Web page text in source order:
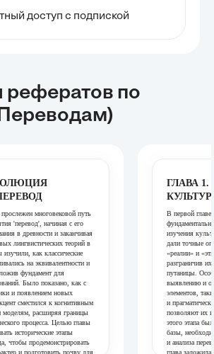
доступ с подпиской
по
многовековой путь
'перевод', начиная с его
в древности и заканчивая
лингвистических теорий в
как классические
на эквивалентности и
фундамент для
Было показано, как с
и появлением новых
сместился к когнитивным
моделям, расширяя границы
процесса. Целью главы
исторические этапы
чтобы продемонстрировать
и подготовить почву для
ГЛАВА
В первой главе
изучения
дали точные
«реалии» и
разграничив
путаницы.
выявлению и
элементов,
и
позволяют их
этого этапа
базы,
и анализа
глава